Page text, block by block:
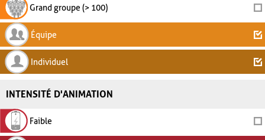
Grand groupe (> 100)
Équipe
Individuel
INTENSITÉ D'ANIMATION
Faible